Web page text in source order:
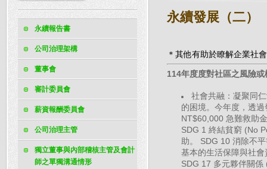
永續報告書
公司治理架構
董事會
審計委員會
薪資報酬委員會
公司治理主管
獨立董事與內部稽核主管及會計
師之單獨溝通情形
永續發展（二）
＊其他有助於瞭解企業社
114年度度對社區之風險
社會共融：凝聚同
的困境。今年度，透
NT$60,000 急難救助
SDG 1 終結貧窮 (No
助。 SDG 10 消除不
基本的生活保障與社會
SDG 17 多元夥伴關